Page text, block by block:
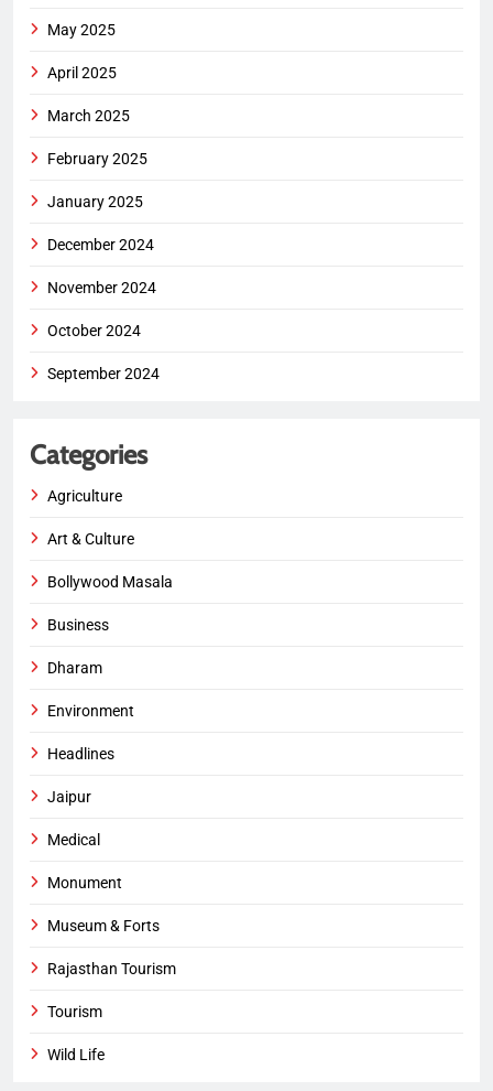
May 2025
April 2025
March 2025
February 2025
January 2025
December 2024
November 2024
October 2024
September 2024
Categories
Agriculture
Art & Culture
Bollywood Masala
Business
Dharam
Environment
Headlines
Jaipur
Medical
Monument
Museum & Forts
Rajasthan Tourism
Tourism
Wild Life